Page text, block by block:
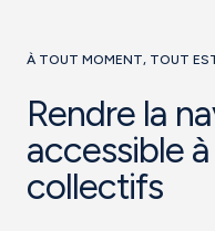
À TOUT MOMENT, TOUT
Rendre la
accessible
collectifs